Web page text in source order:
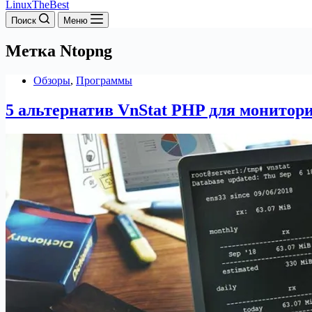
LinuxTheBest
Поиск Меню
Метка Ntopng
Обзоры, Программы
5 альтернатив VnStat PHP для